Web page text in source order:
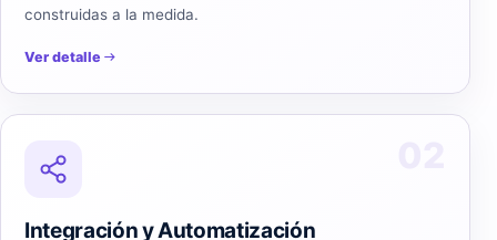
construidas a la medida.
Ver detalle
Integración y Automatización